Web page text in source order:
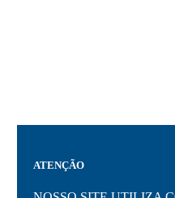
ATENÇÃO